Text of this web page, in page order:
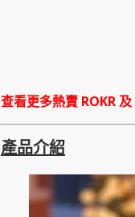
查看更多熱賣 ROKR 及
產品介紹